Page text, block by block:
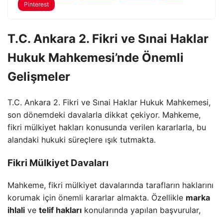
Pinterest
T.C. Ankara 2. Fikri ve Sınai Haklar
Hukuk Mahkemesi’nde Önemli
Gelişmeler
T.C. Ankara 2. Fikri ve Sınai Haklar Hukuk Mahkemesi,
son dönemdeki davalarla dikkat çekiyor. Mahkeme,
fikri mülkiyet hakları konusunda verilen kararlarla, bu
alandaki hukuki süreçlere ışık tutmakta.
Fikri Mülkiyet Davaları
Mahkeme, fikri mülkiyet davalarında tarafların haklarını
korumak için önemli kararlar almakta. Özellikle marka
ihlali ve telif hakları konularında yapılan başvurular,